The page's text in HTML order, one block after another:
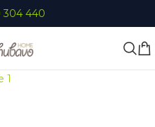
304 440